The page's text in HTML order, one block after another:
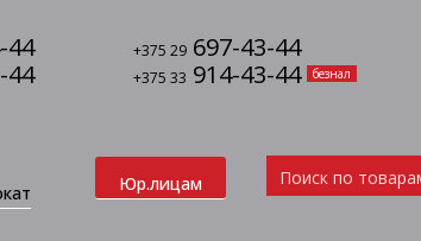
44 +375 29 697-43-44
44 +375 33 914-43-44 безнал
Юр.лицам